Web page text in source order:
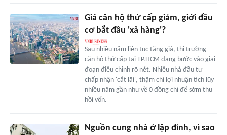
Giá căn hộ thứ cấp giảm, giới đầu
cơ bắt đầu 'xả hàng'?
Sau nhiều năm liên tục tăng giá, thị trường
căn hộ thứ cấp tại TP.HCM đang bước vào giai
đoạn điều chỉnh rõ nét. Nhiều nhà đầu tư
chấp nhận 'cắt lãi', thậm chí lợi nhuận tích lũy
nhiều năm gần như về 0 đồng chỉ để sớm thu
hồi vốn.
Nguồn cung nhà ở lập đỉnh, vì sao